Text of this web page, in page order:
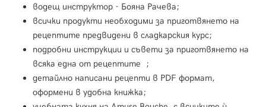
водещ инструктор - Бояна Рачева;
всички продукти необходими за приготвянето на
рецептите предвидени в сладкарския курс;
подробни инструкции и съвети за приготвянето на
всяка една от рецептите ;
детайлно написани рецепти в PDF формат,
оформени в удобна книжка;